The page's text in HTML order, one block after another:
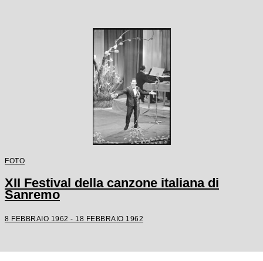
FOTO
XII Festival della canzone italiana di
Sanremo
8 FEBBRAIO 1962 - 18 FEBBRAIO 1962